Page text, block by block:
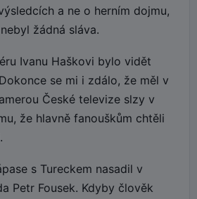
a ne o herním dojmu,
žádná sláva.
Ivanu Haškovi bylo vidět
se mi i zdálo, že měl v
České televize slzy v
že hlavně fanouškům chtěli
s Tureckem nasadil v
Petr Fousek. Kdyby člověk